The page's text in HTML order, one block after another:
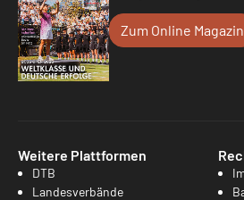
Zum Online Magazin
Weitere Plattformen
DTB
Landesverbände